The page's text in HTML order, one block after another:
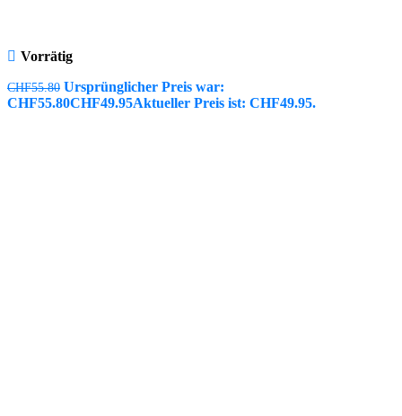
Vorrätig
CHF55.80 Ursprünglicher Preis war:
CHF55.80CHF49.95Aktueller Preis ist: CHF49.95.